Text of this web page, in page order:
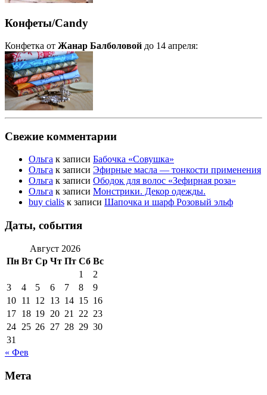
Конфеты/Candy
Конфетка от Жанар Балболовой до 14 апреля:
Свежие комментарии
Ольга к записи Бабочка «Совушка»
Ольга к записи Эфирные масла — тонкости применения
Ольга к записи Ободок для волос «Зефирная роза»
Ольга к записи Монстрики. Декор одежды.
buy cialis к записи Шапочка и шарф Розовый эльф
Даты, события
Август 2026
Пн Вт Ср Чт Пт Сб Вс
1
2
3
4 5 6 7 8
9
10 11 12 13 14 15 16
17 18 19 20 21 22 23
24 25 26 27 28 29 30
31
« Фев
Мета